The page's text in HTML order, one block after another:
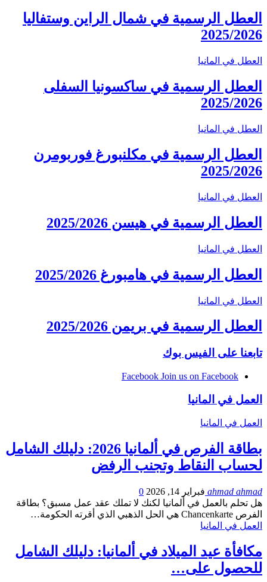
العطل الرسمية في شمال الراين وستفاليا
2025/2026
العطل في المانيا
العطل الرسمية في ساكسونيا السفلى
2025/2026
العطل في المانيا
العطل الرسمية في مكلنبورغ فوربومرن
2025/2026
العطل في المانيا
العطل الرسمية في هيسن 2025/2026
العطل في المانيا
العطل الرسمية في هامبورغ 2025/2026
العطل في المانيا
العطل الرسمية في بريمن 2025/2026
تابعنا على الفيس بوك
Facebook Join us on Facebook
العمل في المانيا
العمل في المانيا
بطاقة الفرص في ألمانيا 2026: دليلك الشامل
لحساب النقاط وتجنب الرفض
ahmad ahmad فبراير 14, 2026
0
هل تحلم بالعمل في ألمانيا لكنك لا تملك عقد عمل مسبق؟ بطاقة
الفرص Chancenkarte هي الحل الذهبي الذي أقرته الحكومة…
العمل في المانيا
مكافأة عيد الميلاد في ألمانيا: دليلك الشامل
للحصول على…